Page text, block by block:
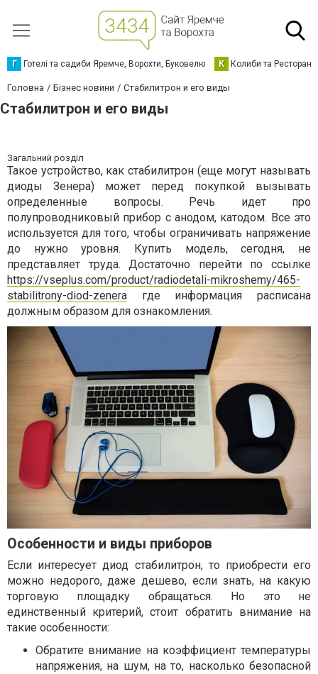
Г Готелі та садиби Яремче, Ворохти, Буковелю К Колиби та Ресторани
Головна Бізнес новини Стабилитрон и его виды
Стабилитрон и его виды
Загальний розділ
Такое устройство, как стабилитрон (еще могут называть
диоды Зенера) может перед покупкой вызывать
определенные вопросы. Речь идет про
полупроводниковый прибор с анодом, катодом. Все это
используется для того, чтобы ограничивать напряжение
до нужно уровня. Купить модель, сегодня, не
представляет труда. Достаточно перейти по ссылке
https://vseplus.com/product/radiodetali-mikroshemy/465-
stabilitrony-diod-zenera где информация расписана
должным образом для ознакомления.
Особенности и виды приборов
Если интересует диод стабилитрон, то приобрести его
можно недорого, даже дешево, если знать, на какую
торговую площадку обращаться. Но это не
единственный критерий, стоит обратить внимание на
такие особенности:
Обратите внимание на коэффициент температуры
напряжения, на шум, на то, насколько безопасной